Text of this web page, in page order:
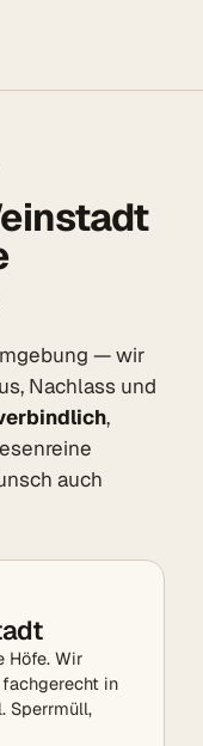
— wir
Nachlass und
,
auch
Höfe. Wir
in
Sperrmüll,